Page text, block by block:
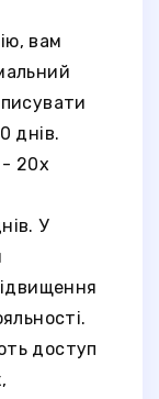
вам
днів.
- 20x
У
доступ